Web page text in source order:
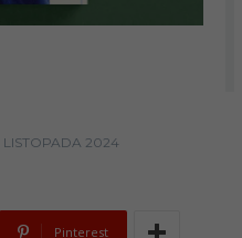
LISTOPADA 2024
Pinterest